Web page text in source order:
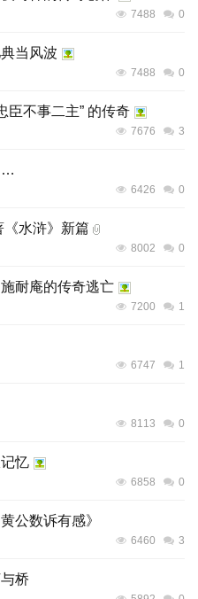
7488 0
当风波
7488 0
臣不事二主” 的传奇
7676 3
6426 0
《水浒》新篇
8002 0
耐庵的传奇逃亡
7200 1
6747 1
8113 0
忆
6858 0
公数诉有感》
6460 3
桥